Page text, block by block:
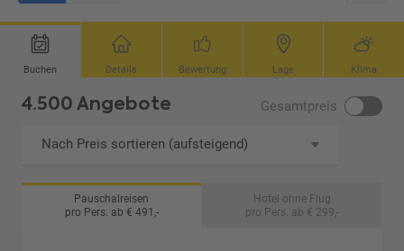
Buchen Details Bewertung Lage Klima
4.500 Angebote Gesamtpreis
Nach Preis sortieren (aufsteigend)
Pauschalreisen
pro Pers. ab € 491,-
Hotel ohne Flug
pro Pers. ab € 299,-